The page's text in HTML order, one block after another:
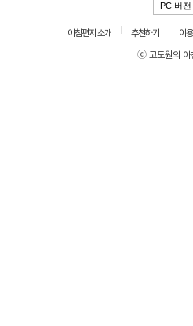
PC 버전
아침편지 소개 추천하기 이
ⓒ 고도원의 아